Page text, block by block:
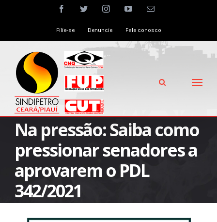
facebooktwitter instagramyoutubeEmail
Filie-se Denuncie Fale conosco
Na pressão: Saiba como
pressionar senadores a
aprovarem o PDL
342/2021